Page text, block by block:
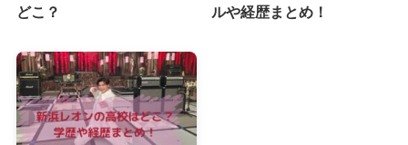
どこ？
ルや経歴まとめ！